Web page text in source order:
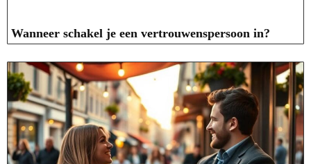
Wanneer schakel je een vertrouwenspersoon in?